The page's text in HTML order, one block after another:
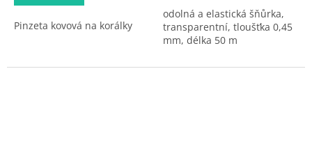
Pinzeta kovová na korálky
hvězdiček.
odolná a elastická šňůrka,
transparentní, tloušťka 0,45
mm, délka 50 m